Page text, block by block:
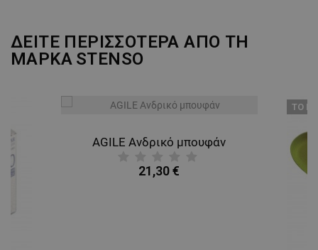
ΔΕΙΤΕ ΠΕΡΙΣΣΟΤΕΡΑ ΑΠΟ ΤΗ
ΜΑΡΚΑ STENSO
AGILE Ανδρικό μπουφάν
21,30 €
ТΟ